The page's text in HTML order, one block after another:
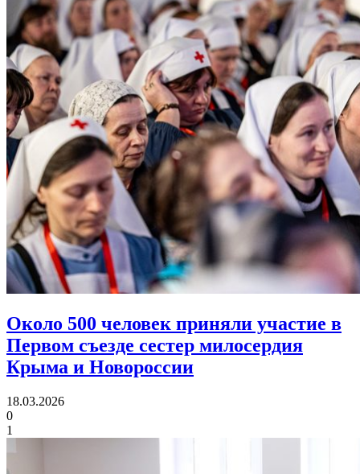
Около 500 человек приняли участие в
Первом съезде сестер милосердия
Крыма и Новороссии
18.03.2026
0
1